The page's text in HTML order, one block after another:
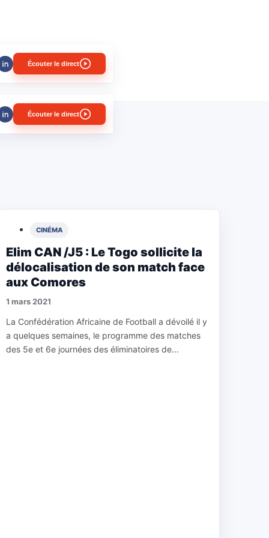
Écouter le direct
Écouter le direct
CINÉMA
Elim CAN /J5 : Le Togo sollicite la
délocalisation de son match face
aux Comores
1 mars 2021
La Confédération Africaine de Football a dévoilé il y
a quelques semaines, le programme des matches
des 5e et 6e journées des éliminatoires de...